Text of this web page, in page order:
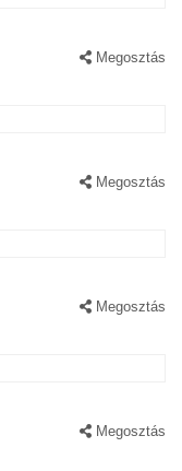
Megosztás
Megosztás
Megosztás
Megosztás